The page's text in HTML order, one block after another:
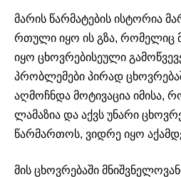
მარის წარმატების ისტორია
რთული იყო ის გზა, რომელიც
იყო ცხოვრებისეული
პრობლემები პირად
აღმოჩნდა მოტივაცია იმისა,
ლამაზია და აქვს უნარი
წარმართოს, ვიდრე იყო
მის ცხოვრებაში